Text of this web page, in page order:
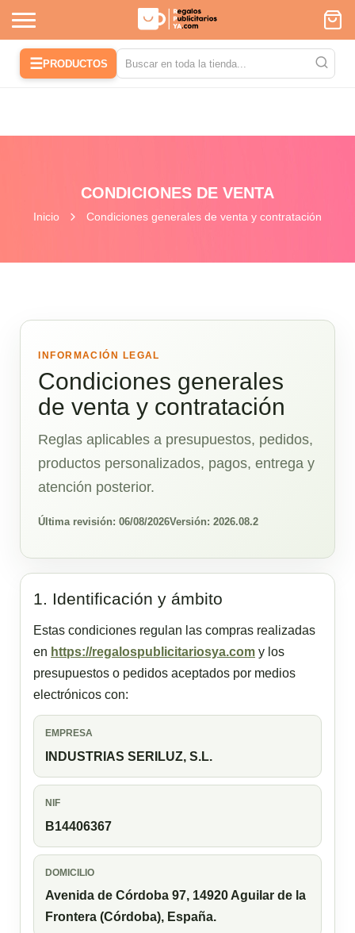
☰PRODUCTOS
CONDICIONES DE VENTA
Inicio Condiciones generales de venta y contratación
INFORMACIÓN LEGAL
Condiciones generales
de venta y contratación
Reglas aplicables a presupuestos, pedidos,
productos personalizados, pagos, entrega y
atención posterior.
Última revisión: 06/08/2026Versión: 2026.08.2
1. Identificación y ámbito
Estas condiciones regulan las compras realizadas
en https://regalospublicitariosya.com y los
presupuestos o pedidos aceptados por medios
electrónicos con:
EMPRESA
INDUSTRIAS SERILUZ, S.L.
NIF
B14406367
DOMICILIO
Avenida de Córdoba 97, 14920 Aguilar de la
Frontera (Córdoba), España.